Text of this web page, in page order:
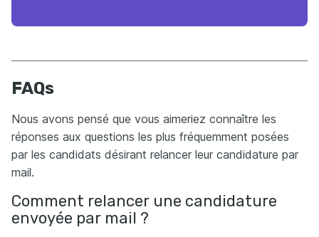
FAQs
Nous avons pensé que vous aimeriez connaître les
réponses aux questions les plus fréquemment posées
par les candidats désirant relancer leur candidature par
mail.
Comment relancer une candidature
envoyée par mail ?